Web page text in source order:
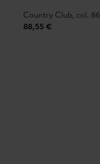
Country Club, col. 86
88,55 €